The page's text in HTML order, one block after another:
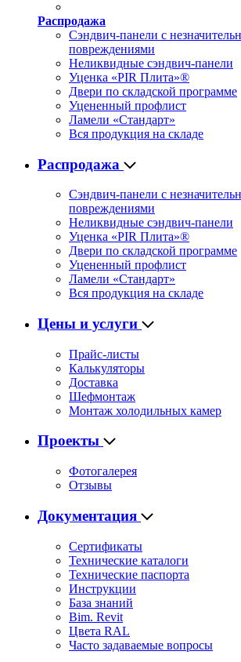
Распродажа
Сэндвич-панели с
повреждениями
Неликвидные сэндвич-панели
Уценка «PIR Плита»®
Двери по складской программе
Уцененный профлист
Ламели «Стандарт»
Вся продукция на складе
Распродажа
Сэндвич-панели с
повреждениями
Неликвидные сэндвич-панели
Уценка «PIR Плита»®
Двери по складской программе
Уцененный профлист
Ламели «Стандарт»
Вся продукция на складе
Цены и услуги
Прайс-листы
Калькуляторы
Доставка
Шефмонтаж
Монтаж холодильных камер
Проекты
Фотогалерея
Отзывы
Документация
Сертификаты
Технические каталоги
Технические паспорта
Инструкции
База знаний
Bim. Revit
Цвета RAL
Часто задаваемые вопросы